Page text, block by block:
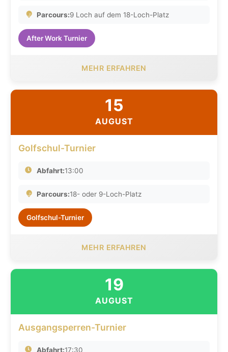
Parcours:9 Loch auf dem 18-Loch-Platz
After Work Turnier
MEHR ERFAHREN
15
AUGUST
Golfschul-Turnier
Abfahrt:13:00
Parcours:18- oder 9-Loch-Platz
Golfschul-Turnier
MEHR ERFAHREN
19
AUGUST
Ausgangsperren-Turnier
Abfahrt:17:30